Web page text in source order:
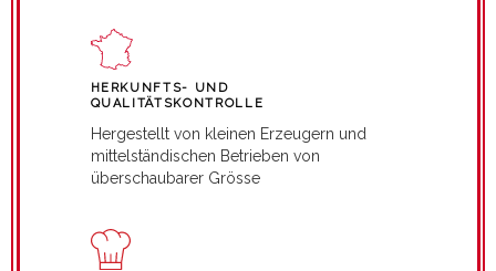
HERKUNFTS- UND
QUALITÄTSKONTROLLE
Hergestellt von kleinen Erzeugern und
mittelständischen Betrieben von
überschaubarer Grösse